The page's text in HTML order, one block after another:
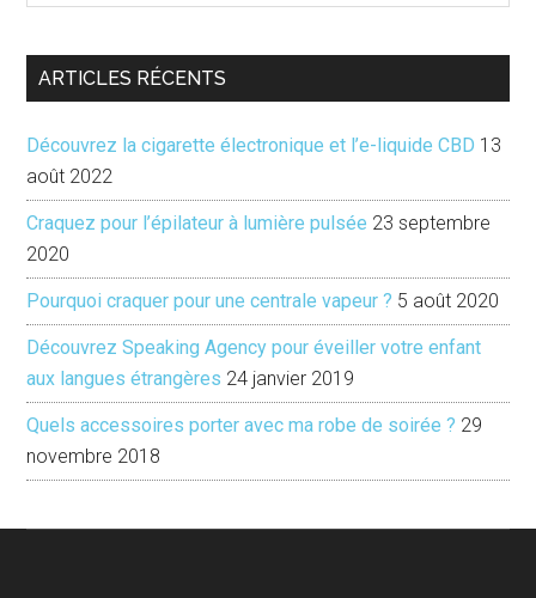
pour
bonne
...
ARTICLES RÉCENTS
Découvrez la cigarette électronique et l’e-liquide CBD 13
août 2022
Craquez pour l’épilateur à lumière pulsée 23 septembre
2020
Pourquoi craquer pour une centrale vapeur ? 5 août 2020
Découvrez Speaking Agency pour éveiller votre enfant
aux langues étrangères 24 janvier 2019
Quels accessoires porter avec ma robe de soirée ? 29
novembre 2018